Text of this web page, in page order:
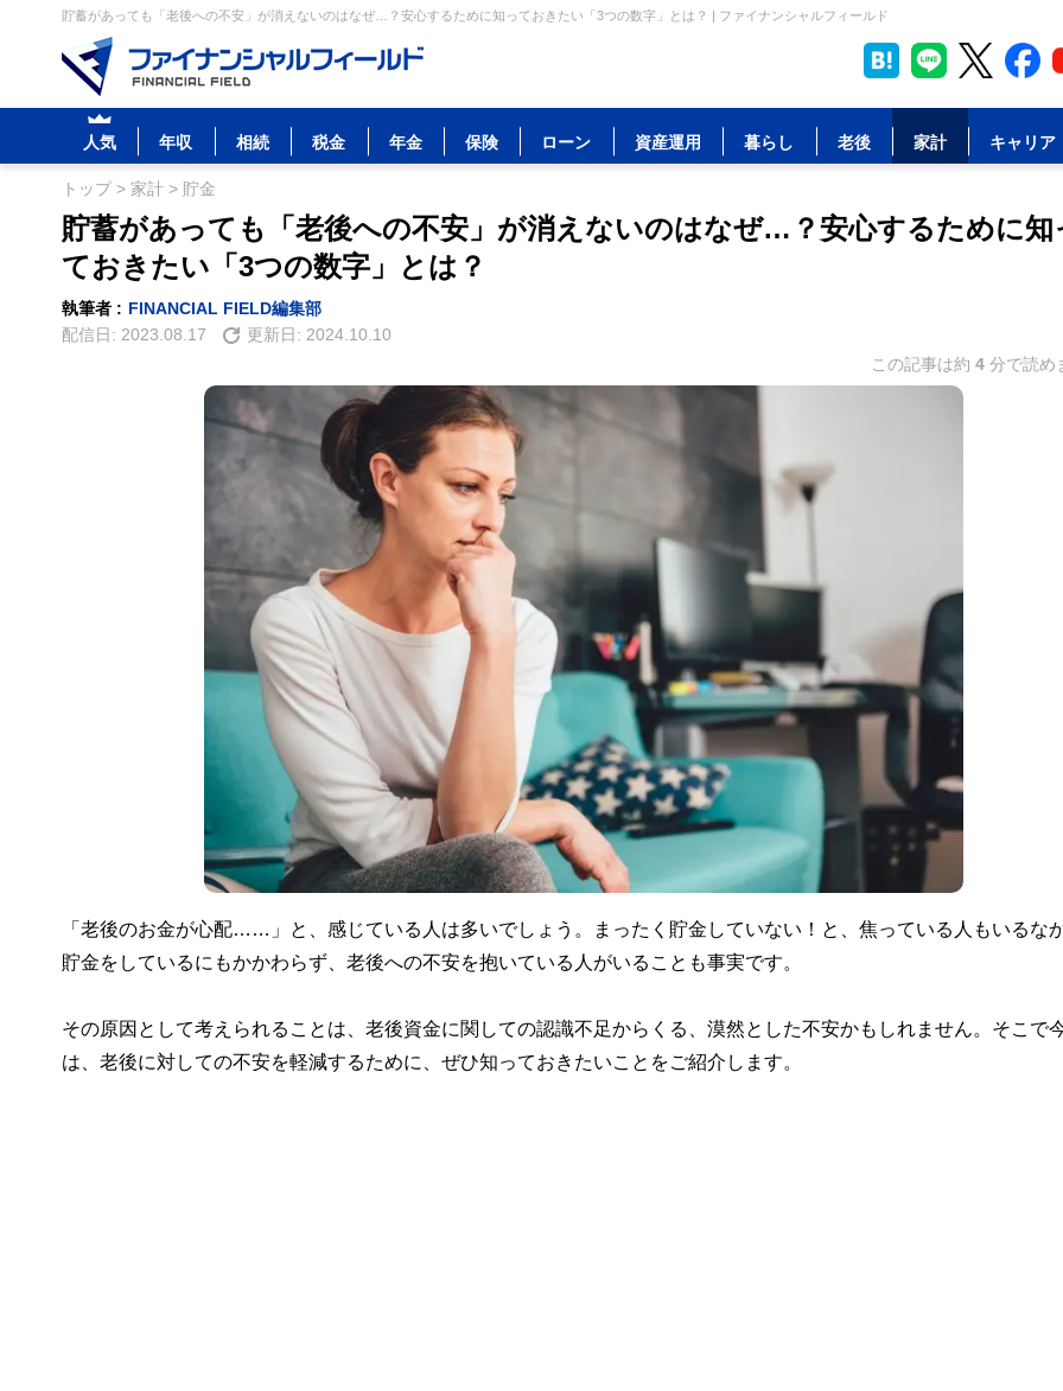
貯蓄があっても「老後への不安」が消えないのはなぜ…？安心するために知っておきたい「3つの数字」とは？ | ファイナンシャルフィールド
人気 年収 相続 税金 年金 保険 ローン 資産運用 暮らし 老後 家計 キャリア
トップ> 家計 > 貯金
貯蓄があっても「老後への不安」が消えないのはなぜ…？安心するために知
ておきたい「3つの数字」とは？
執筆者 : FINANCIAL FIELD編集部
配信日: 2023.08.17 更新日: 2024.10.10
この記事は約 4 分で読め
「老後のお金が心配……」と、感じている人は多いでしょう。まったく貯金していない！と、焦っている人もいるなか
貯金をしているにもかかわらず、老後への不安を抱いている人がいることも事実です。
その原因として考えられることは、老後資金に関しての認識不足からくる、漠然とした不安かもしれません。そこで
は、老後に対しての不安を軽減するために、ぜひ知っておきたいことをご紹介します。